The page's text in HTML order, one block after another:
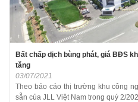
Bất chấp dịch bùng phát, giá BĐS
tăng
03/07/2021
Theo báo cáo thị trường khu công
sẵn của JLL Việt Nam trong quý 2/